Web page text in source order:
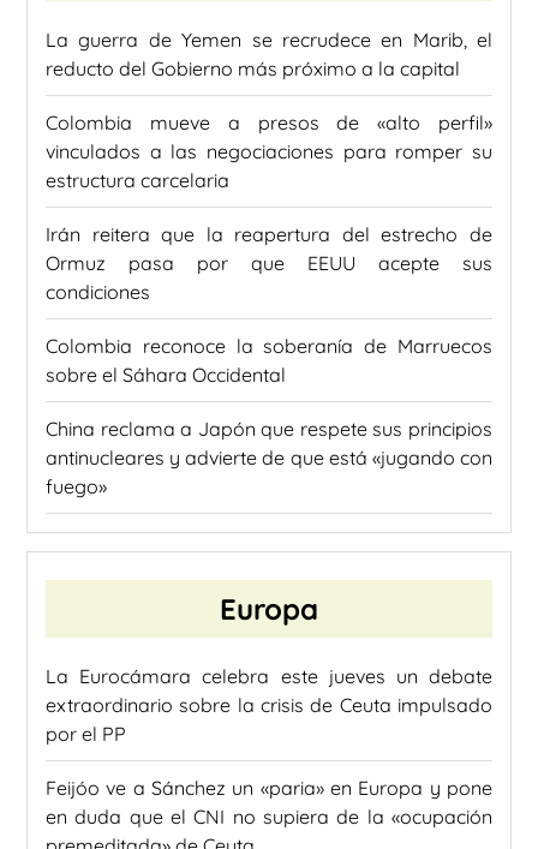
La guerra de Yemen se recrudece en Marib, el
reducto del Gobierno más próximo a la capital
Colombia mueve a presos de «alto perfil»
vinculados a las negociaciones para romper su
estructura carcelaria
Irán reitera que la reapertura del estrecho de
Ormuz pasa por que EEUU acepte sus
condiciones
Colombia reconoce la soberanía de Marruecos
sobre el Sáhara Occidental
China reclama a Japón que respete sus principios
antinucleares y advierte de que está «jugando con
fuego»
Europa
La Eurocámara celebra este jueves un debate
extraordinario sobre la crisis de Ceuta impulsado
por el PP
Feijóo ve a Sánchez un «paria» en Europa y pone
en duda que el CNI no supiera de la «ocupación